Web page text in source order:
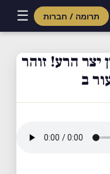
תרומה / חברות ☰
contentיצר הרע! זוהר
ב